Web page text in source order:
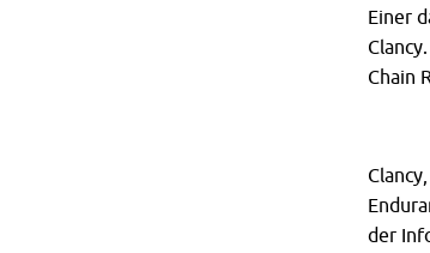
Einer
Chain
der